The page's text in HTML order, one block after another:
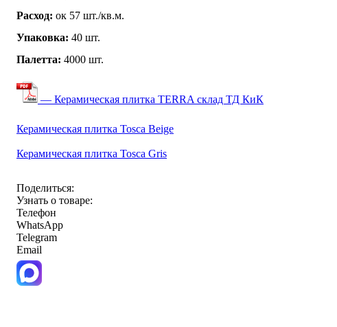
Расход: ок 57 шт./кв.м.
Упаковка: 40 шт.
Палетта: 4000 шт.
— Керамическая плитка TERRA склад ТД КиК
Керамическая плитка Tosca Beige
Керамическая плитка Tosca Gris
Поделиться:
Узнать о товаре:
Телефон
WhatsApp
Telegram
Email